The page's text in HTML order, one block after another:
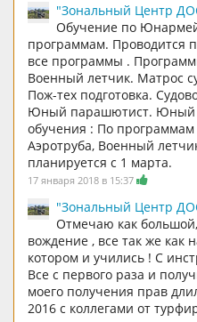
"Зональный Центр
Обучение по
программам. Проводится
все программы .
Военный летчик. Матрос
Пож-тех подготовка.
Юный парашютист. Юный
обучения : По
Аэротруба, Военный
планируется с 1 марта.
17 января 2018 в 15:37
"Зональный Центр
Отмечаю как
вождение , все так же как
котором и учились ! С
Все с первого раза и
моего получения прав
2016 с коллегами от